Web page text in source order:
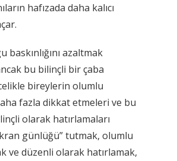
hafızada daha kalıcı
baskınlığını azaltmak
bu bilinçli bir çaba
bireylerin olumlu
fazla dikkat etmeleri ve bu
olarak hatırlamaları
günlüğü” tutmak, olumlu
ve düzenli olarak hatırlamak,